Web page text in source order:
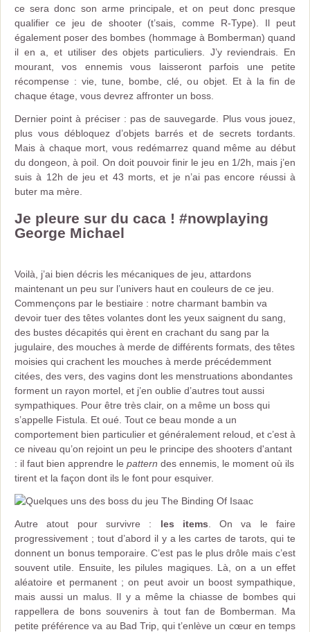
ce sera donc son arme principale, et on peut donc presque
qualifier ce jeu de shooter (t’sais, comme R-Type). Il peut
également poser des bombes (hommage à Bomberman) quand
il en a, et utiliser des objets particuliers. J’y reviendrais. En
mourant, vos ennemis vous laisseront parfois une petite
récompense : vie, tune, bombe, clé, ou objet. Et à la fin de
chaque étage, vous devrez affronter un boss.
Dernier point à préciser : pas de sauvegarde. Plus vous jouez,
plus vous débloquez d’objets barrés et de secrets tordants.
Mais à chaque mort, vous redémarrez quand même au début
du dongeon, à poil. On doit pouvoir finir le jeu en 1/2h, mais j’en
suis à 12h de jeu et 43 morts, et je n’ai pas encore réussi à
buter ma mère.
Je pleure sur du caca ! #nowplaying
George Michael
Voilà, j’ai bien décris les mécaniques de jeu, attardons
maintenant un peu sur l’univers haut en couleurs de ce jeu.
Commençons par le bestiaire : notre charmant bambin va
devoir tuer des têtes volantes dont les yeux saignent du sang,
des bustes décapités qui èrent en crachant du sang par la
jugulaire, des mouches à merde de différents formats, des têtes
moisies qui crachent les mouches à merde précédemment
citées, des vers, des vagins dont les menstruations abondantes
forment un rayon mortel, et j’en oublie d’autres tout aussi
sympathiques. Pour être très clair, on a même un boss qui
s’appelle Fistula. Et oué. Tout ce beau monde a un
comportement bien particulier et généralement reloud, et c’est à
ce niveau qu’on rejoint un peu le principe des shooters d'antant
: il faut bien apprendre le pattern des ennemis, le moment où ils
tirent et la façon dont ils le font pour esquiver.
Autre atout pour survivre : les items . On va le faire
progressivement ; tout d’abord il y a les cartes de tarots, qui te
donnent un bonus temporaire. C’est pas le plus drôle mais c’est
souvent utile. Ensuite, les pilules magiques. Là, on a un effet
aléatoire et permanent ; on peut avoir un boost sympathique,
mais aussi un malus. Il y a même la chiasse de bombes qui
rappellera de bons souvenirs à tout fan de Bomberman. Ma
petite préférence va au Bad Trip, qui t’enlève un cœur en temps